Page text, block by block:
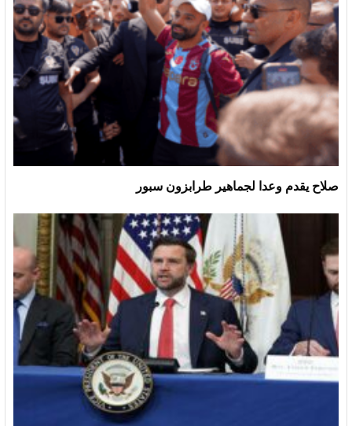
صلاح يقدم وعدا لجماهير طرابزون سبور